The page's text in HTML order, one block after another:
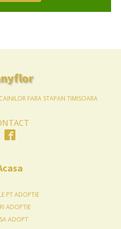
FARA STAPAN TIMISOARA
PT ADOPTIE
ADOPTIE
ADOPT